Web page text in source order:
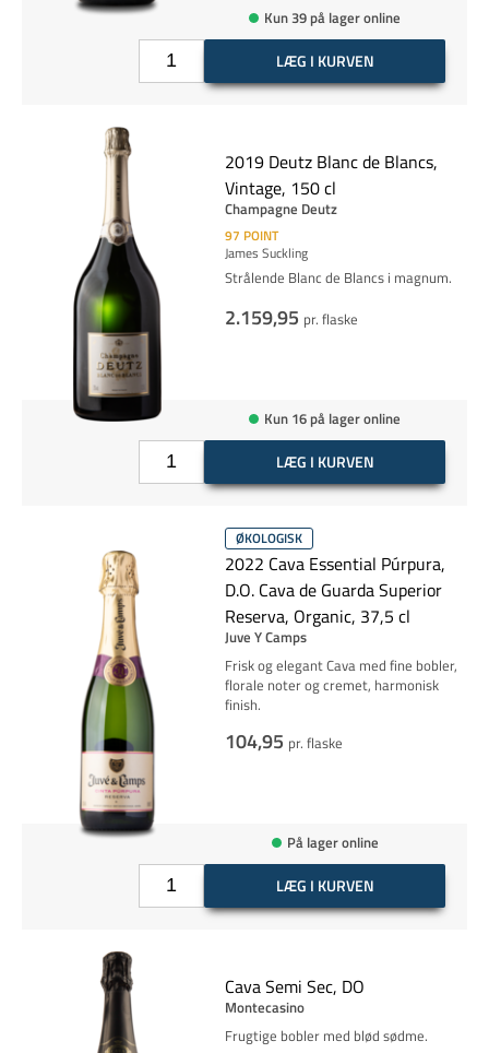
Kun 39 på lager online
LÆG I KURVEN
2019 Deutz Blanc de Blancs,
Vintage, 150 cl
Champagne Deutz
97 POINT
James Suckling
Strålende Blanc de Blancs i magnum.
2.159,95 pr. flaske
Kun 16 på lager online
LÆG I KURVEN
ØKOLOGISK
2022 Cava Essential Púrpura,
D.O. Cava de Guarda Superior
Reserva, Organic, 37,5 cl
Juve Y Camps
Frisk og elegant Cava med fine bobler,
florale noter og cremet, harmonisk
finish.
104,95 pr. flaske
På lager online
LÆG I KURVEN
Cava Semi Sec, DO
Montecasino
Frugtige bobler med blød sødme.